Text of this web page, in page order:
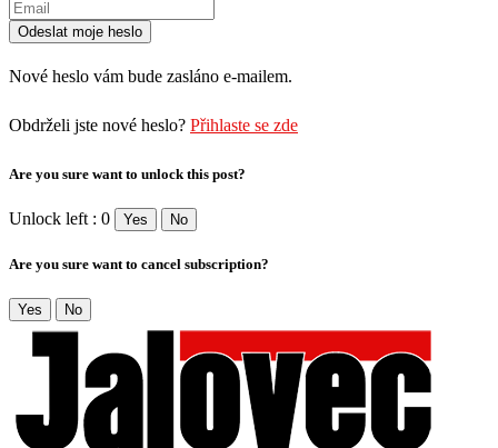
Nové heslo vám bude zasláno e-mailem.
Obdrželi jste nové heslo? Přihlaste se zde
Are you sure want to unlock this post?
Unlock left : 0 Yes No
Are you sure want to cancel subscription?
Yes No